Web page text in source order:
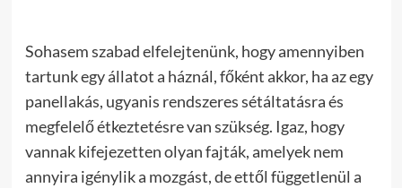
Sohasem szabad elfelejtenünk, hogy amennyiben
tartunk egy állatot a háznál, főként akkor, ha az egy
panellakás, ugyanis rendszeres sétáltatásra és
megfelelő étkeztetésre van szükség. Igaz, hogy
vannak kifejezetten olyan fajták, amelyek nem
annyira igénylik a mozgást, de ettől függetlenül a